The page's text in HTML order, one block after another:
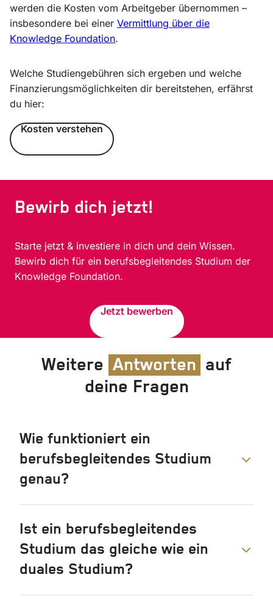
werden die Kosten vom Arbeitgeber übernommen –
insbesondere bei einer Vermittlung über die
Knowledge Foundation.
Welche Studiengebühren sich ergeben und welche
Finanzierungsmöglichkeiten dir bereitstehen, erfährst
du hier:
Kosten verstehen
Bewirb dich jetzt!
Starte jetzt & investiere in dich und dein Wissen.
Bewirb dich für ein berufsbegleitendes Studium der
Knowledge Foundation.
Jetzt bewerben
Weitere Antworten auf
deine Fragen
Wie funktioniert ein
berufsbegleitendes Studium
genau?
Ist ein berufsbegleitendes
Studium das gleiche wie ein
duales Studium?